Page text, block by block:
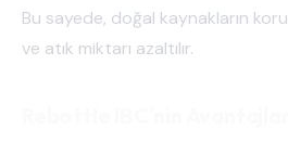
Bu sayede, doğal kaynakların
ve atık miktarı azaltılır.